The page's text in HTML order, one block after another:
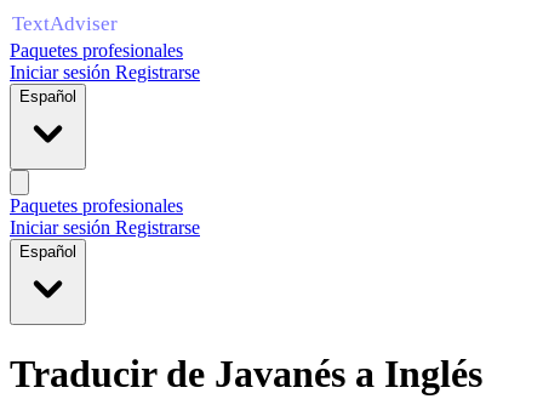
Paquetes profesionales
Iniciar sesión Registrarse
Español
Paquetes profesionales
Iniciar sesión Registrarse
Español
Traducir de Javanés a Inglés